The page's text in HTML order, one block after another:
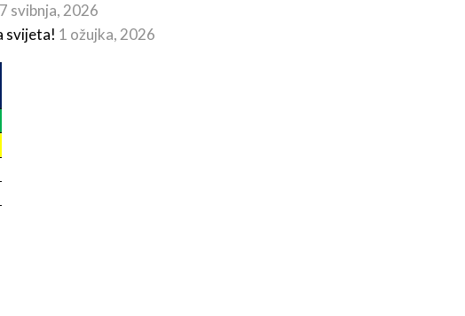
svibnja, 2026
svijeta! 1 ožujka, 2026